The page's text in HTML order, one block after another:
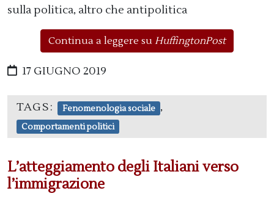
sulla politica, altro che antipolitica
Continua a leggere su HuffingtonPost
17 GIUGNO 2019
TAGS: Fenomenologia sociale ,
Comportamenti politici
L’atteggiamento degli Italiani verso
l’immigrazione